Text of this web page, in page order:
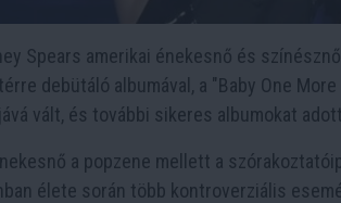
Spears amerikai énekesnő és
debütáló albumával, a "Baby One
vált, és további sikeres albumokat
a popzene mellett a
élete során több kontroverziális